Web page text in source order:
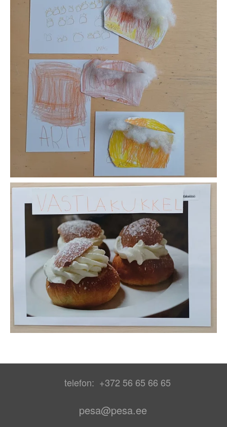
telefon: +372 56 65 66 65
pesa@pesa.ee